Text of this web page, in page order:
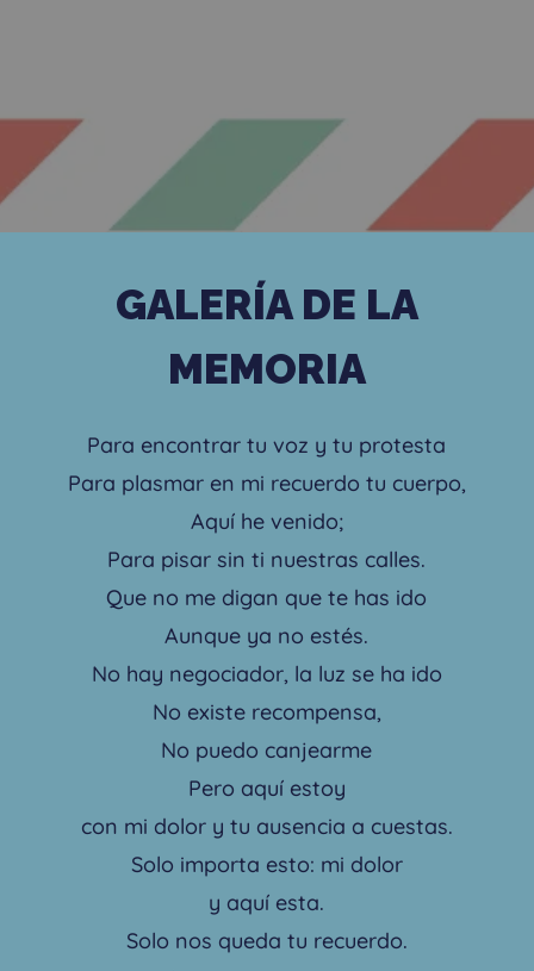
GALERÍA DE LA
MEMORIA
Para encontrar tu voz y tu protesta
Para plasmar en mi recuerdo tu cuerpo,
Aquí he venido;
Para pisar sin ti nuestras calles.
Que no me digan que te has ido
Aunque ya no estés.
No hay negociador, la luz se ha ido
No existe recompensa,
No puedo canjearme
Pero aquí estoy
con mi dolor y tu ausencia a cuestas.
Solo importa esto: mi dolor
y aquí esta.
Solo nos queda tu recuerdo.